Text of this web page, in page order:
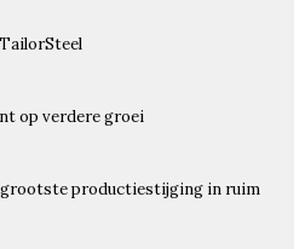
op verdere groei
productiestijging in ruim